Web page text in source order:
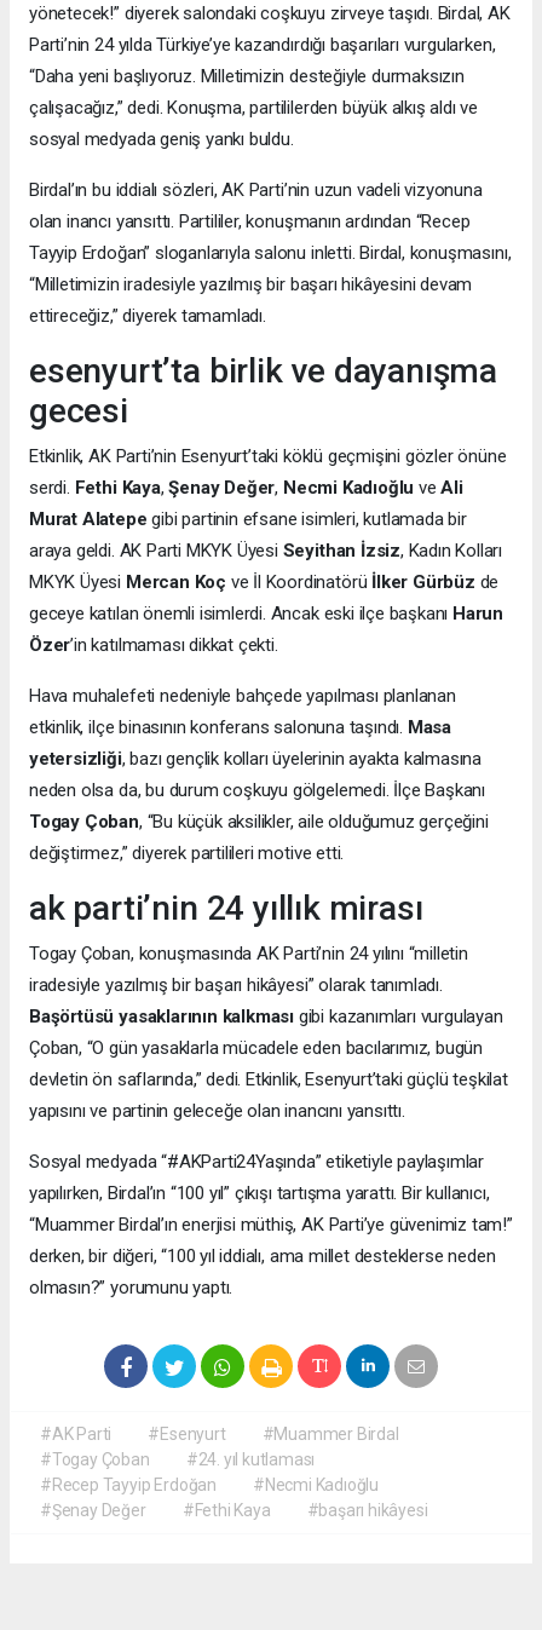
yönetecek!” diyerek salondaki coşkuyu zirveye taşıdı. Birdal, AK
Parti’nin 24 yılda Türkiye’ye kazandırdığı başarıları vurgularken,
“Daha yeni başlıyoruz. Milletimizin desteğiyle durmaksızın
çalışacağız,” dedi. Konuşma, partililerden büyük alkış aldı ve
sosyal medyada geniş yankı buldu.
Birdal’ın bu iddialı sözleri, AK Parti’nin uzun vadeli vizyonuna
olan inancı yansıttı. Partililer, konuşmanın ardından “Recep
Tayyip Erdoğan” sloganlarıyla salonu inletti. Birdal, konuşmasını,
“Milletimizin iradesiyle yazılmış bir başarı hikâyesini devam
ettireceğiz,” diyerek tamamladı.
esenyurt’ta birlik ve dayanışma
gecesi
Etkinlik, AK Parti’nin Esenyurt’taki köklü geçmişini gözler önüne
serdi. Fethi Kaya,Şenay Değer, Necmi Kadıoğlu veAli
Murat Alatepe gibi partinin efsane isimleri, kutlamada bir
araya geldi. AK Parti MKYK Üyesi Seyithan İzsiz, Kadın Kolları
MKYK Üyesi Mercan Koç ve İl Koordinatörü İlker Gürbüz de
geceye katılan önemli isimlerdi. Ancak eski ilçe başkanı Harun
Özer’in katılmaması dikkat çekti.
Hava muhalefeti nedeniyle bahçede yapılması planlanan
etkinlik, ilçe binasının konferans salonuna taşındı. Masa
yetersizliği, bazı gençlik kolları üyelerinin ayakta kalmasına
neden olsa da, bu durum coşkuyu gölgelemedi. İlçe Başkanı
Togay Çoban, “Bu küçük aksilikler, aile olduğumuz gerçeğini
değiştirmez,” diyerek partilileri motive etti.
ak parti’nin 24 yıllık mirası
Togay Çoban, konuşmasında AK Parti’nin 24 yılını “milletin
iradesiyle yazılmış bir başarı hikâyesi” olarak tanımladı.
Başörtüsü yasaklarının kalkması gibi kazanımları vurgulayan
Çoban, “O gün yasaklarla mücadele eden bacılarımız, bugün
devletin ön saflarında,” dedi. Etkinlik, Esenyurt’taki güçlü teşkilat
yapısını ve partinin geleceğe olan inancını yansıttı.
Sosyal medyada “#AKParti24Yaşında” etiketiyle paylaşımlar
yapılırken, Birdal’ın “100 yıl” çıkışı tartışma yarattı. Bir kullanıcı,
“Muammer Birdal’ın enerjisi müthiş, AK Parti’ye güvenimiz tam!”
derken, bir diğeri, “100 yıl iddialı, ama millet desteklerse neden
olmasın?” yorumunu yaptı.
#AK Parti #Esenyurt
#Muammer Birdal
#Togay Çoban
#24. yıl kutlaması
#Recep Tayyip Erdoğan
#Necmi Kadıoğlu
#Şenay Değer
#Fethi Kaya #başarı hikâyesi